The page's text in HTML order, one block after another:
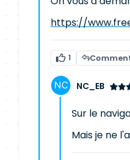
https://
1
NC_EB
Sur le
Mais je ne